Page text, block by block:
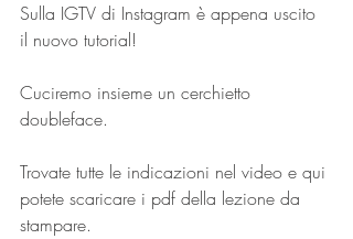
Sulla IGTV di Instagram è appena uscito
il nuovo tutorial!
Cuciremo insieme un cerchietto
doubleface.
Trovate tutte le indicazioni nel video e qui
potete scaricare i pdf della lezione da
stampare.